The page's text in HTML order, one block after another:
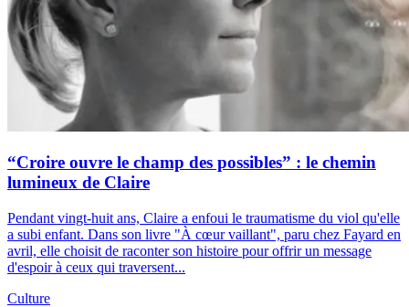
“Croire ouvre le champ des possibles” : le chemin
lumineux de Claire
Pendant vingt-huit ans, Claire a enfoui le traumatisme du viol qu'elle
a subi enfant. Dans son livre "À cœur vaillant", paru chez Fayard en
avril, elle choisit de raconter son histoire pour offrir un message
d'espoir à ceux qui traversent...
Culture